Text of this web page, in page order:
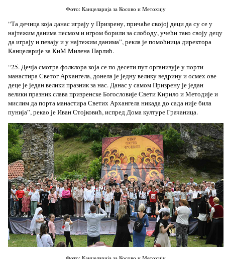
Фото: Канцеларија за Косово и Метохију
“Та дечица која данас играју у Призрену, причаће својој деци да су се у
најтежим данима песмом и игром борили за слободу, учећи тако своју децу
да играју и певају и у најтежим данима”, рекла је помоћница директора
Канцеларије за КиМ Милена Парлић.
“25. Дечја смотра фолклора која се по десети пут организује у порти
манастира Светог Архангела, донела је једну велику ведрину и осмех ове
деце је један велики празник за нас. Данас у самом Призрену је један
велики празник слава призренске Богословије Свети Кирило и Методије и
мислим да порта манастира Светих Архангела никада до сада није била
пунија”, рекао је Иван Стојковић, испред Дома културе Грачаница.